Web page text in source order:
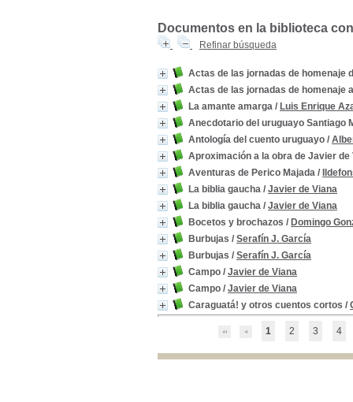
Documentos en la biblioteca
Refinar búsqueda
Actas de las jornadas de homenaje
Actas de las jornadas de homenaje
La amante amarga / Luis Enrique
Anecdotario del uruguayo Santiago
Antología del cuento uruguayo /
Aproximación a la obra de Javier de
Aventuras de Perico Majada /
La biblia gaucha / Javier de Viana
La biblia gaucha / Javier de Viana
Bocetos y brochazos / Domingo
Burbujas / Serafín J. García
Burbujas / Serafín J. García
Campo / Javier de Viana
Campo / Javier de Viana
Caraguatá! y otros cuentos cortos /
1 2 3 4